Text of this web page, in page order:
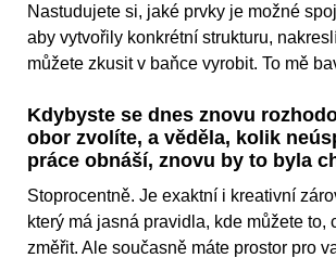
Nastudujete si, jaké prvky je možné
aby vytvořily konkrétní strukturu,
můžete zkusit v baňce vyrobit. To mě
Kdybyste se dnes znovu
obor zvolíte, a věděla, kolik
práce obnáší, znovu by to byla
Stoprocentně. Je exaktní i kreativní
který má jasná pravidla, kde můžete to,
změřit. Ale současně máte prostor pro